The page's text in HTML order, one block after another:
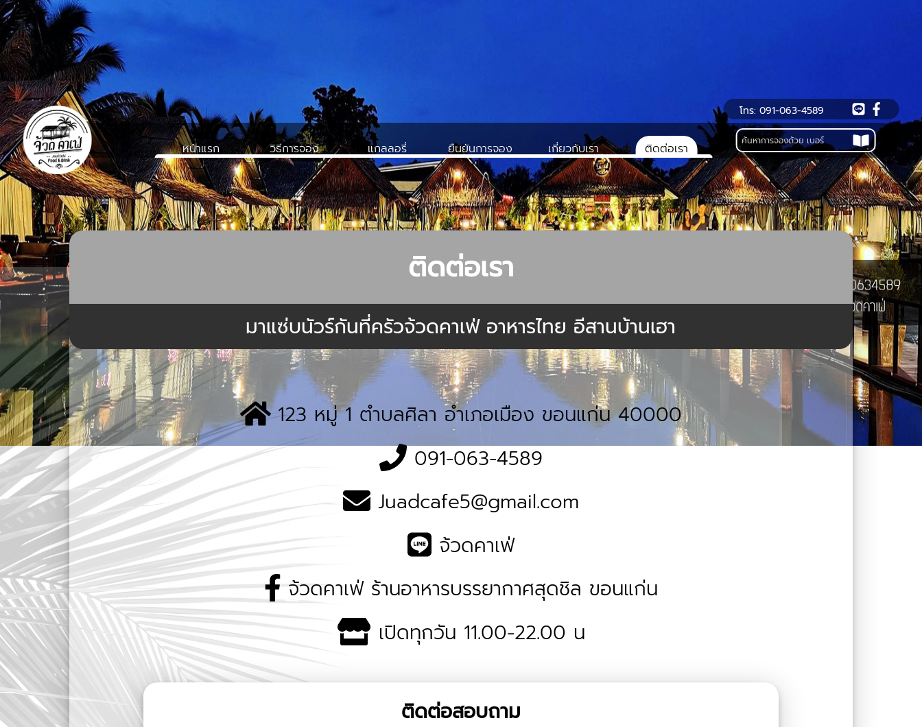
หน้าแรก วิธีการจอง แกลลอรี่ ยืนยันการจอง เกี่ยวกับเรา ติดต่อเรา
โทร: 091-063-4589
ติดต่อเรา
มาแซ่บนัวร์กันที่ครัวจ้วดคาเฟ่ อาหารไทย อีสานบ้านเฮา
123 หมู่ 1 ตำบลศิลา อำเภอเมือง ขอนแก่น 40000
091-063-4589
Juadcafe5@gmail.com
จ้วดคาเฟ่
จ้วดคาเฟ่ ร้านอาหารบรรยากาศสุดชิล ขอนแก่น
เปิดทุกวัน 11.00-22.00 น
ติดต่อสอบถาม